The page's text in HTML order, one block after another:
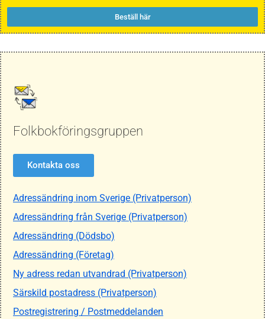
Beställ här
Folkbokföringsgruppen
Kontakta oss
Adressändring inom Sverige (Privatperson)
Adressändring från Sverige (Privatperson)
Adressändring (Dödsbo)
Adressändring (Företag)
Ny adress redan utvandrad (Privatperson)
Särskild postadress (Privatperson)
Postregistrering / Postmeddelanden